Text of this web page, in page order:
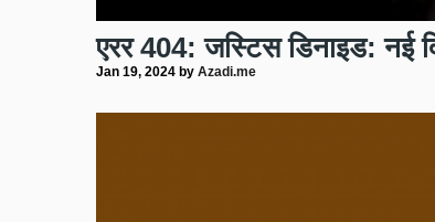
एरर 404: जस्टिस डिनाइड: नई
Jan 19, 2024 by Azadi.me